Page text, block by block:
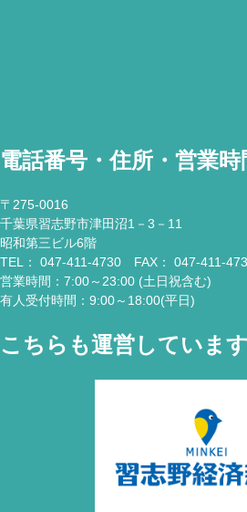
電話番号・住所・営業時
〒275-0016
千葉県習志野市津田沼1－3－11
昭和第三ビル6階
TEL： 047-411-4730 FAX： 047-411-
営業時間：7:00～23:00 (土日祝含む)
有人受付時間：9:00～18:00(平日)
こちらも運営しています